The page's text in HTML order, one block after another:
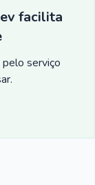
facilita
serviço